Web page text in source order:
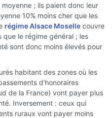
; ils paient donc leur
10% moins cher que les
régime Alsace Moselle couvre
que le régime général ; les
sont donc moins élevés pour
habitant des zones où les
d'honoraires
de la France) vont payer plus
Inversement : ceux qui
ruraux vont payer moins